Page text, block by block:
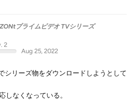
プライムビデオ TVシリーズ
2
Aug 25, 2022
シリーズ物をダウンロードしようとして
しなくなっている。